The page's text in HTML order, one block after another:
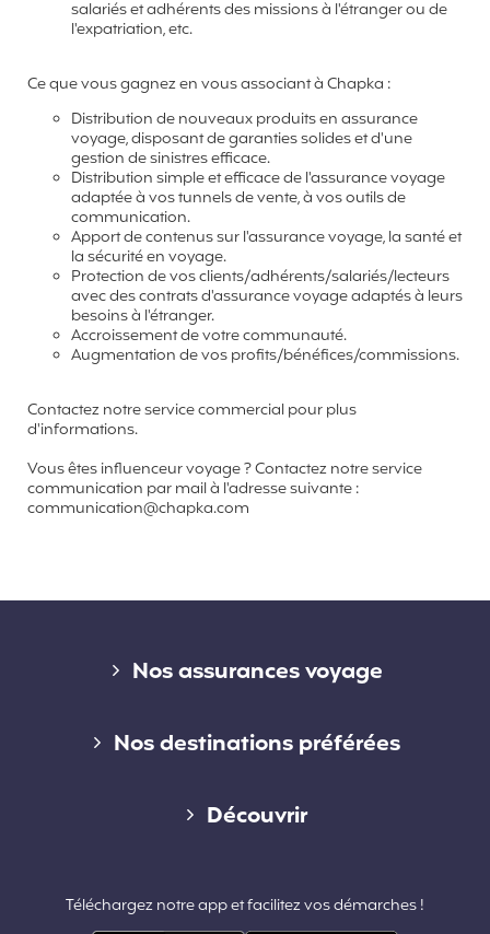
salariés et adhérents des missions à l'étranger ou de
l'expatriation, etc.
Ce que vous gagnez en vous associant à Chapka :
Distribution de nouveaux produits en assurance
voyage, disposant de garanties solides et d'une
gestion de sinistres efficace.
Distribution simple et efficace de l'assurance voyage
adaptée à vos tunnels de vente, à vos outils de
communication.
Apport de contenus sur l'assurance voyage, la santé et
la sécurité en voyage.
Protection de vos clients/adhérents/salariés/lecteurs
avec des contrats d'assurance voyage adaptés à leurs
besoins à l'étranger.
Accroissement de votre communauté.
Augmentation de vos profits/bénéfices/commissions.
Contactez notre service commercial pour plus
d'informations.
Vous êtes influenceur voyage ? Contactez notre service
communication par mail à l'adresse suivante :
communication@chapka.com
Nos assurances voyage
Assurance voyage courte durée
Assurance voyage PVT
Nos destinations préférées
Assurance voyage en Australie
Assurance voyage aux Etats-Unis
Découvrir
Téléchargez notre app et facilitez vos démarches !